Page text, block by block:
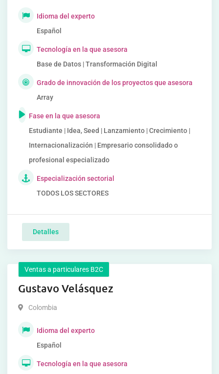
Idioma del experto
Español
Tecnología en la que asesora
Base de Datos | Transformación Digital
Grado de innovación de los proyectos que asesora
Array
Fase en la que asesora
Estudiante | Idea, Seed | Lanzamiento | Crecimiento |
Internacionalización | Empresario consolidado o
profesional especializado
Especialización sectorial
TODOS LOS SECTORES
Detalles
Ventas a particulares B2C
Gustavo Velásquez
Colombia
Idioma del experto
Español
Tecnología en la que asesora